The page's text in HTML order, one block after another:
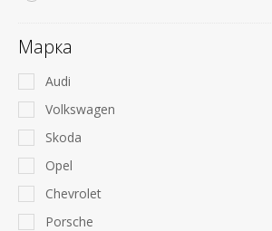
Марка
Audi
Volkswagen
Skoda
Opel
Chevrolet
Porsche